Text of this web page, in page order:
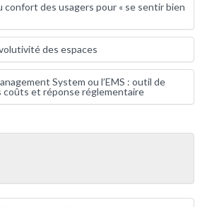
confort des usagers pour « se sentir bien
des espaces
System ou l’EMS : outil de
coûts et réponse réglementaire